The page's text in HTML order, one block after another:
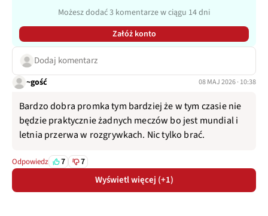
Możesz dodać 3 komentarze w ciągu 14 dni
Załóż konto
Dodaj komentarz
~gość 08 MAJ 2026 · 10:38
Bardzo dobra promka tym bardziej że w tym czasie nie
będzie praktycznie żadnych meczów bo jest mundial i
letnia przerwa w rozgrywkach. Nic tylko brać.
Odpowiedz 7 7
Wyświetl więcej (+1)